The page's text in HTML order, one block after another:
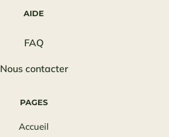
AIDE
FAQ
Nous contacter
PAGES
Accueil